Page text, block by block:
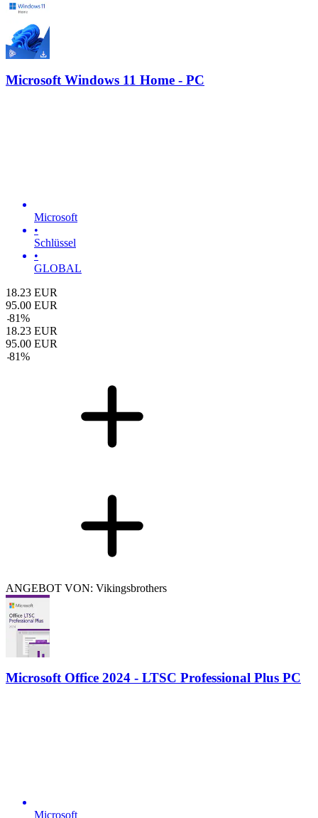
Microsoft Windows 11 Home - PC
Microsoft
•
Schlüssel
•
GLOBAL
18.23 EUR
95.00 EUR
-81%
18.23 EUR
95.00 EUR
-81%
ANGEBOT VON: Vikingsbrothers
Microsoft Office 2024 - LTSC Professional Plus PC
Microsoft